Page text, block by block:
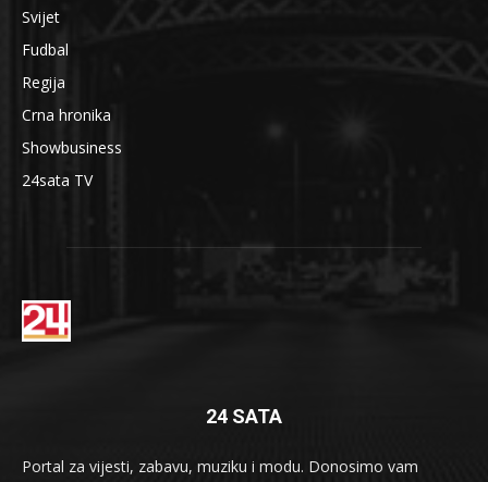
Svijet
Fudbal
Regija
Crna hronika
Showbusiness
24sata TV
24 SATA
Portal za vijesti, zabavu, muziku i modu. Donosimo vam